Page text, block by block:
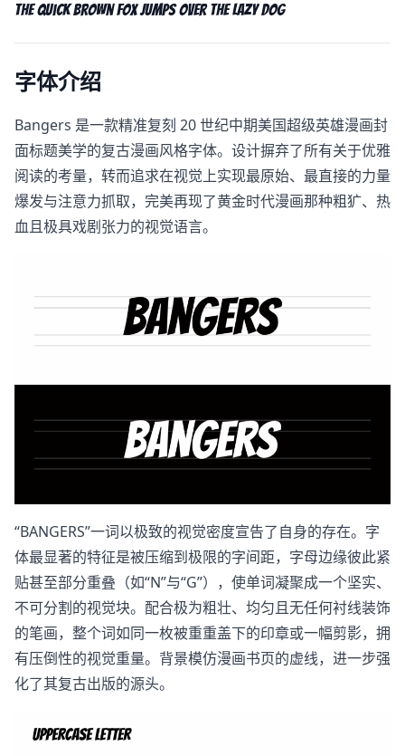
The quick brown fox jumps over the lazy dog
字体介绍
Bangers​ 是一款精准复刻 20 世纪中期美国超级英雄漫画封
面标题美学的复古漫画风格字体。设计摒弃了所有关于优雅
阅读的考量，转而追求在视觉上实现最原始、最直接的力量
爆发与注意力抓取，完美再现了黄金时代漫画那种粗犷、热
血且极具戏剧张力的视觉语言。
“BANGERS”一词以极致的视觉密度宣告了自身的存在。字
体最显著的特征是被压缩到极限的字间距，字母边缘彼此紧
贴甚至部分重叠（如“N”与“G”），使单词凝聚成一个坚实、
不可分割的视觉块。配合极为粗壮、均匀且无任何衬线装饰
的笔画，整个词如同一枚被重重盖下的印章或一幅剪影，拥
有压倒性的视觉重量。背景模仿漫画书页的虚线，进一步强
化了其复古出版的源头。